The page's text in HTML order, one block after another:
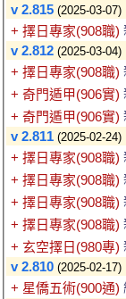
v 2.815 (2025-03-07)
+ 擇日專家(908職)
v 2.812 (2025-03-04)
+ 擇日專家(908職)
+ 奇門遁甲(906實)
+ 奇門遁甲(906實)
v 2.811 (2025-02-24)
+ 擇日專家(908職)
+ 擇日專家(908職)
+ 擇日專家(908職)
+ 擇日專家(908職)
+ 玄空擇日(980專)
v 2.810 (2025-02-17)
+ 星僑五術(900通)